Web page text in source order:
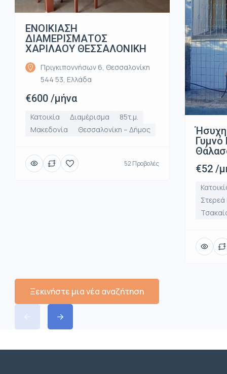
ΕΝΟΙΚΙΑΣΗ
ΔΙΑΜΕΡΙΣΜΑΤΟΣ
ΧΑΡΙΛΑΟΥ ΘΕΣΣΑΛΟΝΙΚΗ
Πριγκιποννήσων 6, Θεσσαλονίκη
544 53, Ελλάδα
€600 /μήνα
Κατοικία Διαμέρισμα
85τ.μ.
Μακεδονία
Θεσσαλονίκη – Δήμος
52 Προβολές
Γυμνό
€52 /
Ξεκινήστε μια νέα αναζήτηση